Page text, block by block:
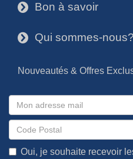
3 Bon à savoir
3 Qui sommes-nous?
Nouveautés & Offres
Oui, je souhaite recevoir